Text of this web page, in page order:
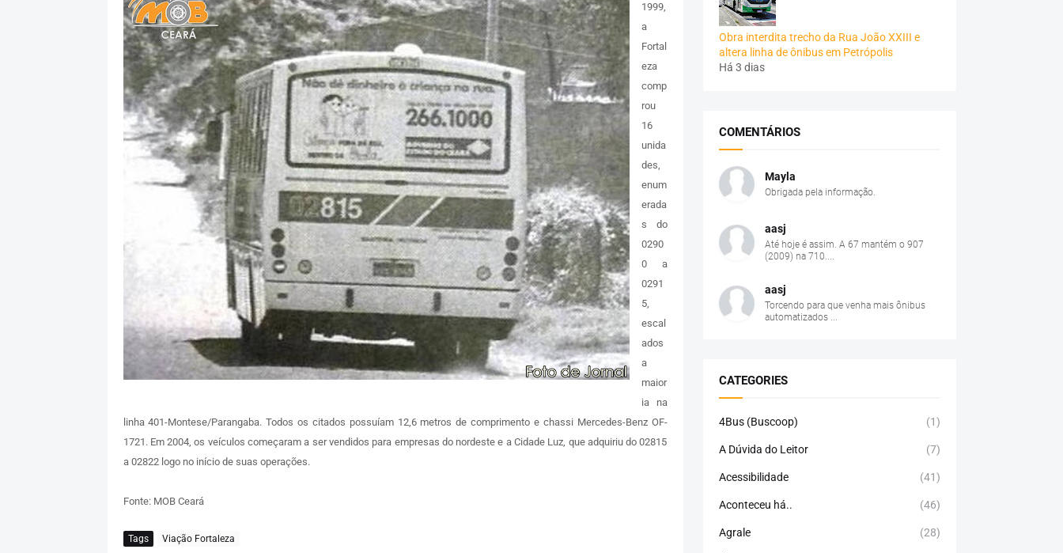
1999,
a
Fortal
eza
comp
rou
16
unida
des,
enum
erada
s do
0290
0 a
0291
5,
escal
ados
a
maior
ia na
linha 401-Montese/Parangaba. Todos os citados possuíam 12,6 metros de comprimento e chassi Mercedes-Benz OF-
1721. Em 2004, os veículos começaram a ser vendidos para empresas do nordeste e a Cidade Luz, que adquiriu do 02815
a 02822 logo no início de suas operações.
Fonte: MOB Ceará
Tags Viação Fortaleza
Obra interdita trecho da Rua João XXIII e
altera linha de ônibus em Petrópolis
Há 3 dias
COMENTÁRIOS
Mayla
Obrigada pela informação.
aasj
Até hoje é assim. A 67 mantém o 907
(2009) na 710....
aasj
Torcendo para que venha mais ônibus
automatizados ...
CATEGORIES
4Bus (Buscoop) (1)
A Dúvida do Leitor (7)
Acessibilidade (41)
Aconteceu há.. (46)
Agrale (28)